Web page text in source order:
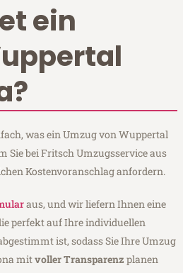
ein
was ein Umzug von Wuppertal
Sie bei Fritsch Umzugsservice aus
Kostenvoranschlag anfordern.
aus, und wir liefern Ihnen eine
perfekt auf Ihre individuellen
ist, sodass Sie Ihre Umzug
mitvoller Transparenz planen